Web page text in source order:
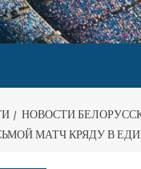
НОВОСТИ
МАТЧ КРЯДУ В